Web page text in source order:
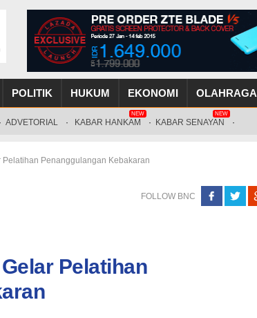
POLITIK HUKUM EKONOMI OLAHRAGA
· ADVETORIAL · KABAR HANKAM
NEW
· KABAR SENAYAN
NEW
·
Pelatihan Penanggulangan Kebakaran
FOLLOW BNC
Pelatihan